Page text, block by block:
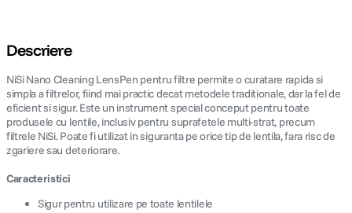
Descriere
NiSi Nano Cleaning LensPen pentru filtre permite o curatare rapida si
simpla a filtrelor, fiind mai practic decat metodele traditionale, dar la fel de
eficient si sigur. Este un instrument special conceput pentru toate
produsele cu lentile, inclusiv pentru suprafetele multi-strat, precum
filtrele NiSi. Poate fi utilizat in siguranta pe orice tip de lentila, fara risc de
zgariere sau deteriorare.
Caracteristici
Sigur pentru utilizare pe toate lentilele